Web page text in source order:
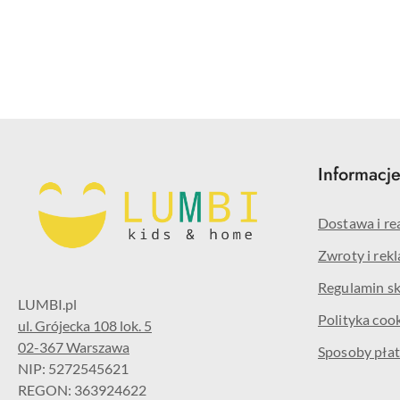
ul. Grójecka 108 lok. 5
02-367 Warszawa
NIP: 5272545621
REGON: 363924622
Informacje
Dostawa i
Zwroty i
Regulamin
Polityka
Sposoby